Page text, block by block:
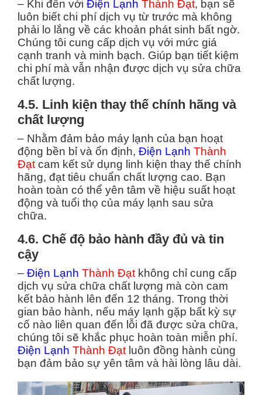
– Khi đến với Điện Lạnh Thành Đạt, bạn sẽ
luôn biết chi phí dịch vụ từ trước mà không
phải lo lắng về các khoản phát sinh bất ngờ.
Chúng tôi cung cấp dịch vụ với mức giá
cạnh tranh và minh bạch. Giúp bạn tiết kiệm
chi phí mà vẫn nhận được dịch vụ sửa chữa
chất lượng.
4.5. Linh kiện thay thế chính hãng và
chất lượng
– Nhằm đảm bảo máy lạnh của bạn hoạt
động bền bỉ và ổn định, Điện Lạnh Thành
Đạtcam kết sử dụng linh kiện thay thế chính
hãng, đạt tiêu chuẩn chất lượng cao. Bạn
hoàn toàn có thể yên tâm về hiệu suất hoạt
động và tuổi thọ của máy lạnh sau sửa
chữa.
4.6. Chế độ bảo hành đầy đủ và tin
cậy
– Điện Lạnh Thành Đạtkhông chỉ cung cấp
dịch vụ sửa chữa chất lượng mà còn cam
kết bảo hành lên đến 12 tháng. Trong thời
gian bảo hành, nếu máy lạnh gặp bất kỳ sự
cố nào liên quan đến lỗi đã được sửa chữa,
chúng tôi sẽ khắc phục hoàn toàn miễn phí.
Điện Lạnh Thành Đạtluôn đồng hành cùng
bạn đảm bảo sự yên tâm và hài lòng lâu dài.